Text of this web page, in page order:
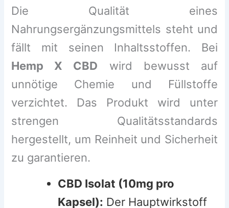
Die Qualität eines
Nahrungsergänzungsmittels steht und
fällt mit seinen Inhaltsstoffen. Bei
Hemp X CBD wird bewusst auf
unnötige Chemie und Füllstoffe
verzichtet. Das Produkt wird unter
strengen Qualitätsstandards
hergestellt, um Reinheit und Sicherheit
zu garantieren.
CBD Isolat (10mg pro
Kapsel): Der Hauptwirkstoff